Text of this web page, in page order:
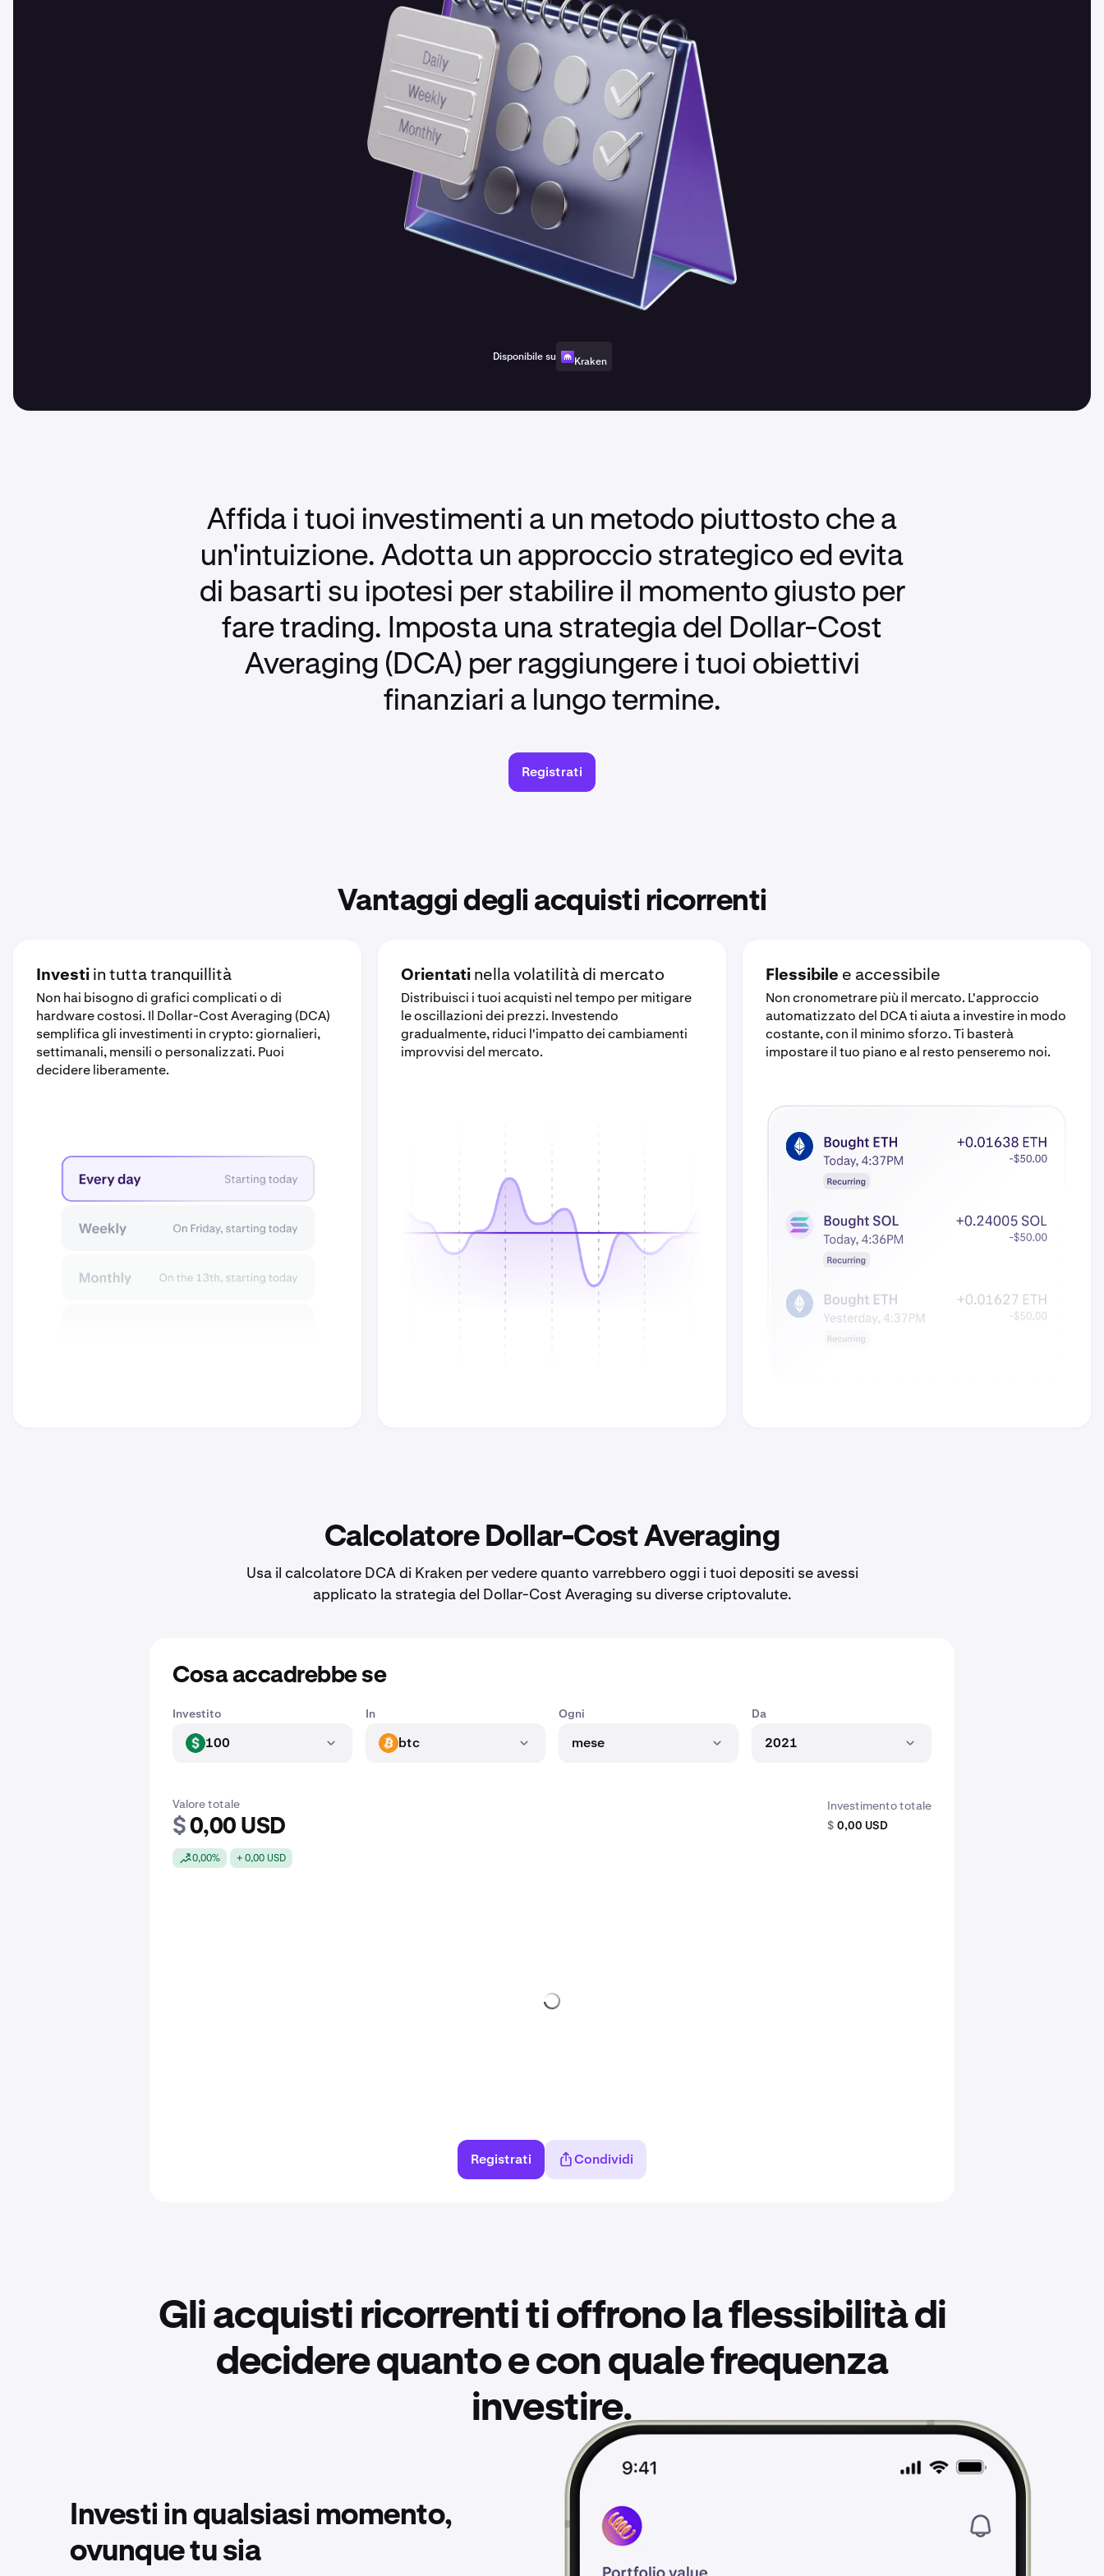
Disponibile su Kraken
Affida i tuoi investimenti a un metodo piuttosto che a
un'intuizione. Adotta un approccio strategico ed evita
di basarti su ipotesi per stabilire il momento giusto per
fare trading. Imposta una strategia del Dollar-Cost
Averaging (DCA) per raggiungere i tuoi obiettivi
finanziari a lungo termine.
Registrati
Vantaggi degli acquisti ricorrenti
Investiin tutta tranquillità
Non hai bisogno di grafici complicati o di
hardware costosi. Il Dollar-Cost Averaging (DCA)
semplifica gli investimenti in crypto: giornalieri,
settimanali, mensili o personalizzati. Puoi
decidere liberamente.
Orientatinella volatilità di mercato
Distribuisci i tuoi acquisti nel tempo per mitigare
le oscillazioni dei prezzi. Investendo
gradualmente, riduci l'impatto dei cambiamenti
improvvisi del mercato.
Flessibile e accessibile
Non cronometrare più il mercato. L'approccio
automatizzato del DCA ti aiuta a investire in modo
costante, con il minimo sforzo. Ti basterà
impostare il tuo piano e al resto penseremo noi.
Calcolatore Dollar-Cost Averaging
Usa il calcolatore DCA di Kraken per vedere quanto varrebbero oggi i tuoi depositi se avessi
applicato la strategia del Dollar-Cost Averaging su diverse criptovalute.
Cosa accadrebbe se
Investito
USD 100
In
BTC btc
Ogni
mese
Da
2021
Valore totale
$0,00 USD
0,00% + 0,00 USD
Investimento totale
$ 0,00 USD
Registrati Condividi
Gli acquisti ricorrenti ti offrono la flessibilità di
decidere quanto e con quale frequenza
investire.
Investi in qualsiasi momento,
ovunque tu sia